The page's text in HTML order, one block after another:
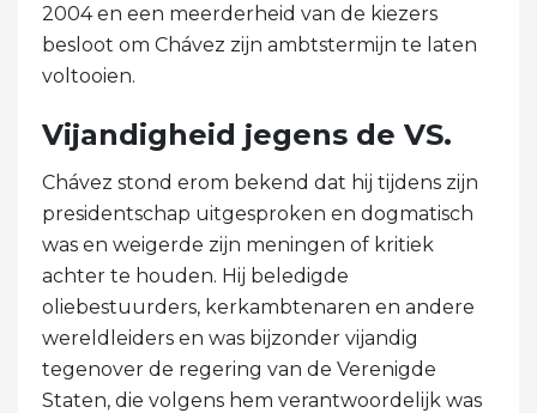
2004 en een meerderheid van de kiezers
besloot om Chávez zijn ambtstermijn te laten
voltooien.
Vijandigheid jegens de VS.
Chávez stond erom bekend dat hij tijdens zijn
presidentschap uitgesproken en dogmatisch
was en weigerde zijn meningen of kritiek
achter te houden. Hij beledigde
oliebestuurders, kerkambtenaren en andere
wereldleiders en was bijzonder vijandig
tegenover de regering van de Verenigde
Staten, die volgens hem verantwoordelijk was